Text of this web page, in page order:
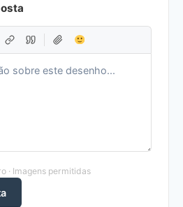
· Imagens permitidas